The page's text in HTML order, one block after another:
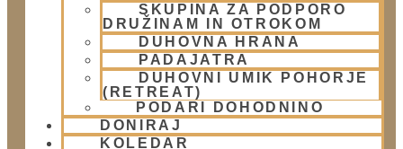
SKUPINA ZA PODPORO
DRUŽINAM IN OTROKOM
DUHOVNA HRANA
PADAJATRA
DUHOVNI UMIK POHORJE
(RETREAT)
PODARI DOHODNINO
DONIRAJ
KOLEDAR